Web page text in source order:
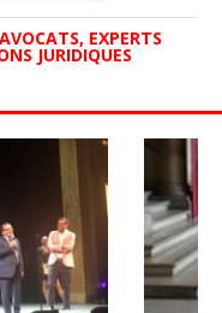
EXPERTS
JURIDIQUES